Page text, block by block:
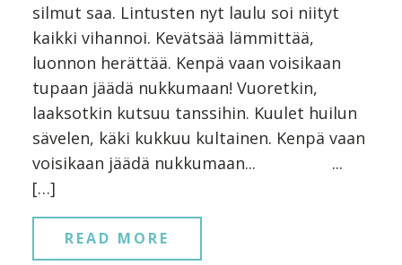
silmut saa. Lintusten nyt laulu soi niityt
kaikki vihannoi. Kevätsää lämmittää,
luonnon herättää. Kenpä vaan voisikaan
tupaan jäädä nukkumaan! Vuoretkin,
laaksotkin kutsuu tanssihin. Kuulet huilun
sävelen, käki kukkuu kultainen. Kenpä vaan
voisikaan jäädä nukkumaan... ...
[…]
READ MORE